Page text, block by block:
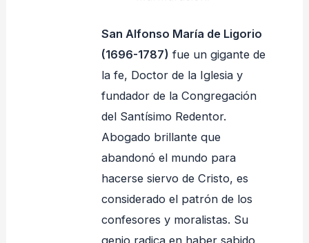
San Alfonso María de Ligorio
(1696-1787) fue un gigante de
la fe, Doctor de la Iglesia y
fundador de la Congregación
del Santísimo Redentor.
Abogado brillante que
abandonó el mundo para
hacerse siervo de Cristo, es
considerado el patrón de los
confesores y moralistas. Su
genio radica en haber sabido